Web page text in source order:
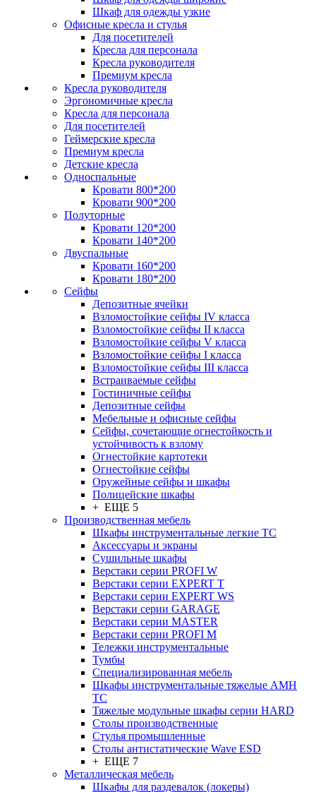
Шкаф для одежды узкие
Офисные кресла и стулья
Для посетителей
Кресла для персонала
Кресла руководителя
Премиум кресла
Кресла руководителя
Эргономичные кресла
Кресла для персонала
Для посетителей
Геймерские кресла
Премиум кресла
Детские кресла
Односпальные
Кровати 800*200
Кровати 900*200
Полуторные
Кровати 120*200
Кровати 140*200
Двуспальные
Кровати 160*200
Кровати 180*200
Сейфы
Депозитные ячейки
Взломостойкие сейфы IV класса
Взломостойкие сейфы II класса
Взломостойкие сейфы V класса
Взломостойкие сейфы I класса
Взломостойкие сейфы III класса
Встраиваемые сейфы
Гостиничные сейфы
Депозитные сейфы
Мебельные и офисные сейфы
Сейфы, сочетающие огнестойкость и
устойчивость к взлому
Огнестойкие картотеки
Огнестойкие сейфы
Оружейные сейфы и шкафы
Полицейские шкафы
+ ЕЩЕ 5
Производственная мебель
Шкафы инструментальные легкие ТС
Аксессуары и экраны
Cушильные шкафы
Верстаки серии PROFI W
Верстаки серии EXPERT T
Верстаки серии EXPERT WS
Верстаки серии GARAGE
Верстаки серии MASTER
Верстаки серии PROFI M
Тележки инструментальные
Тумбы
Cпециализированная мебель
Шкафы инструментальные тяжелые AMH
TC
Тяжелые модульные шкафы серии HARD
Столы производственные
Стулья промышленные
Столы антистатические Wave ESD
+ ЕЩЕ 7
Металлическая мебель
Шкафы для раздевалок (локеры)